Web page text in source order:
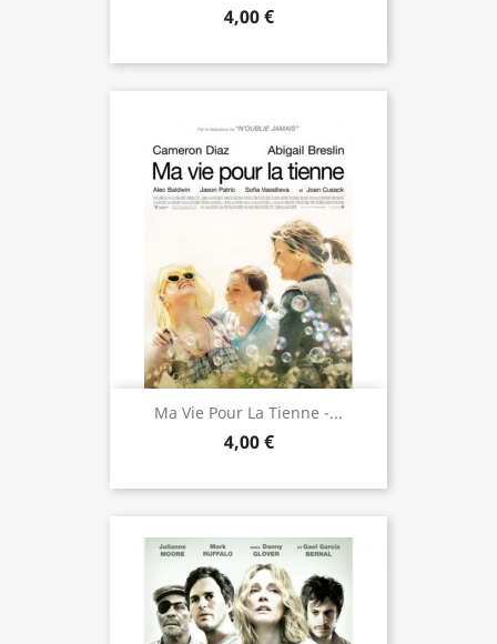
4,00 €
Ma Vie Pour La Tienne -...
4,00 €